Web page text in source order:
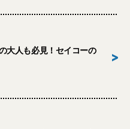
大人も必見！セイコーの
>